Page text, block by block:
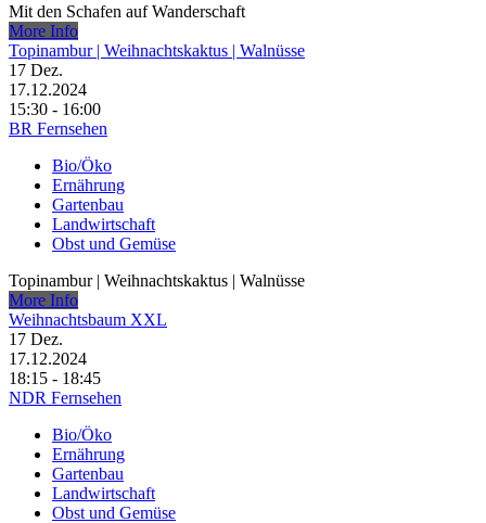
Mit den Schafen auf Wanderschaft
More Info
Topinambur | Weihnachtskaktus | Walnüsse
17 Dez.
17.12.2024
15:30 - 16:00
BR Fernsehen
Bio/Öko
Ernährung
Gartenbau
Landwirtschaft
Obst und Gemüse
Topinambur | Weihnachtskaktus | Walnüsse
More Info
Weihnachtsbaum XXL
17 Dez.
17.12.2024
18:15 - 18:45
NDR Fernsehen
Bio/Öko
Ernährung
Gartenbau
Landwirtschaft
Obst und Gemüse